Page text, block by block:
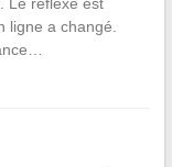
ligne a changé.